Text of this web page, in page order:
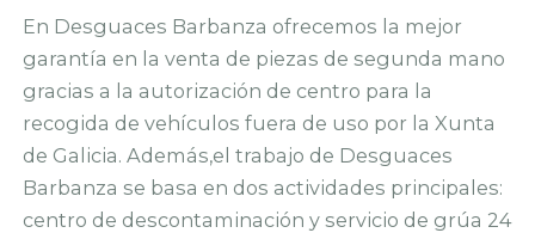
En Desguaces Barbanza ofrecemos la mejor
garantía en la venta de piezas de segunda mano
gracias a la autorización de centro para la
recogida de vehículos fuera de uso por la Xunta
de Galicia. Además,el trabajo de Desguaces
Barbanza se basa en dos actividades principales:
centro de descontaminación y servicio de grúa 24